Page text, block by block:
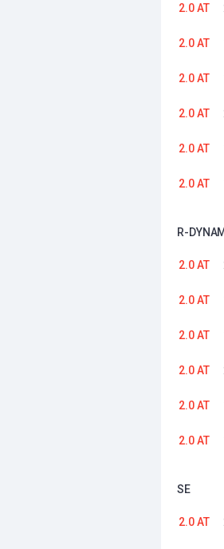
2.0 AT
2.0 AT
2.0 AT
2.0 AT
2.0 AT
2.0 AT
R-
2.0 AT
2.0 AT
2.0 AT
2.0 AT
2.0 AT
2.0 AT
SE
2.0 AT